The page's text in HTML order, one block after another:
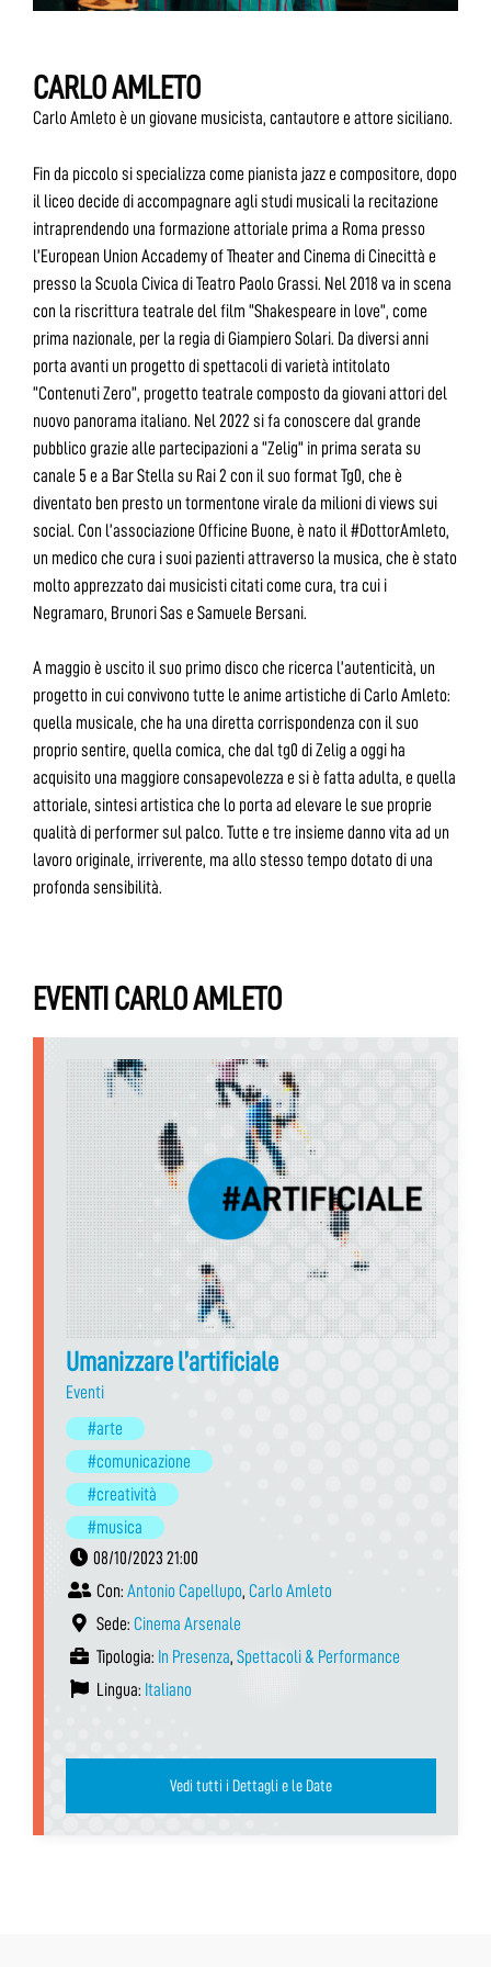
CARLO AMLETO
Carlo Amleto è un giovane musicista, cantautore e attore siciliano.
Fin da piccolo si specializza come pianista jazz e compositore, dopo
il liceo decide di accompagnare agli studi musicali la recitazione
intraprendendo una formazione attoriale prima a Roma presso
l’European Union Accademy of Theater and Cinema di Cinecittà e
presso la Scuola Civica di Teatro Paolo Grassi. Nel 2018 va in scena
con la riscrittura teatrale del film “Shakespeare in love”, come
prima nazionale, per la regia di Giampiero Solari. Da diversi anni
porta avanti un progetto di spettacoli di varietà intitolato
“Contenuti Zero”, progetto teatrale composto da giovani attori del
nuovo panorama italiano. Nel 2022 si fa conoscere dal grande
pubblico grazie alle partecipazioni a “Zelig” in prima serata su
canale 5 e a Bar Stella su Rai 2 con il suo format Tg0, che è
diventato ben presto un tormentone virale da milioni di views sui
social. Con l’associazione Officine Buone, è nato il #DottorAmleto,
un medico che cura i suoi pazienti attraverso la musica, che è stato
molto apprezzato dai musicisti citati come cura, tra cui i
Negramaro, Brunori Sas e Samuele Bersani.
A maggio è uscito il suo primo disco che ricerca l’autenticità, un
progetto in cui convivono tutte le anime artistiche di Carlo Amleto:
quella musicale, che ha una diretta corrispondenza con il suo
proprio sentire, quella comica, che dal tg0 di Zelig a oggi ha
acquisito una maggiore consapevolezza e si è fatta adulta, e quella
attoriale, sintesi artistica che lo porta ad elevare le sue proprie
qualità di performer sul palco. Tutte e tre insieme danno vita ad un
lavoro originale, irriverente, ma allo stesso tempo dotato di una
profonda sensibilità.
EVENTI CARLO AMLETO
Umanizzare l’artificiale
Eventi
#arte
#comunicazione
#creatività
#musica
08/10/2023 21:00
Con: Antonio Capellupo, Carlo Amleto
Sede: Cinema Arsenale
Tipologia: In Presenza, Spettacoli & Performance
Lingua: Italiano
Vedi tutti i Dettagli e le Date